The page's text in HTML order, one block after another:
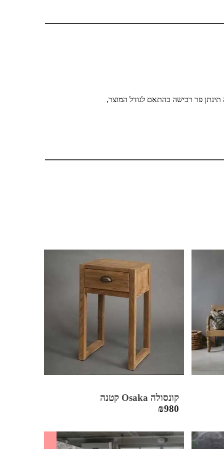
פר רכישה בהתאם לגודל המוצר,
קונסולה Osaka קטנה
₪980